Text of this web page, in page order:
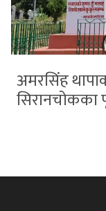
अमरसिंह
सिरानचोकका